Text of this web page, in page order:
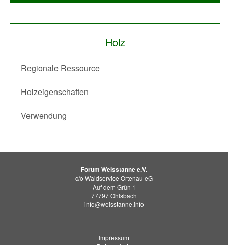
Holz
Regionale Ressource
Holzeigenschaften
Verwendung
Forum Weisstanne e.V.
c/o Waldservice Ortenau eG
Auf dem Grün 1
77797 Ohlsbach
info@weisstanne.info
Impressum